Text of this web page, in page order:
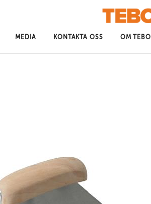
MEDIA KONTAKTA OSS OM TEBO